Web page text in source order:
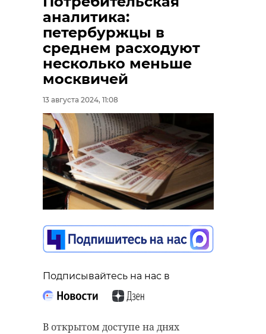
аналитика:
петербуржцы в
среднем расходуют
несколько меньше
москвичей
13 августа 2024, 11:08
Подписывайтесь на нас в
В открытом доступе на днях